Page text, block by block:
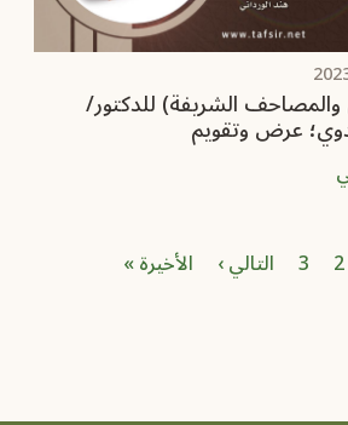
والمصاحف الشريفة) للدكتور/
عرض وتقويم
الحاليّةالصفحة
2 الصفحة
3
Next page
التالي › Last page
الأخيرة »